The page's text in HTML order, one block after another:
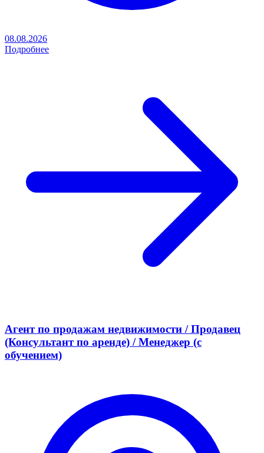
08.08.2026
Подробнее
Агент по продажам недвижимости / Продавец
(Консультант по аренде) / Менеджер (с
обучением)